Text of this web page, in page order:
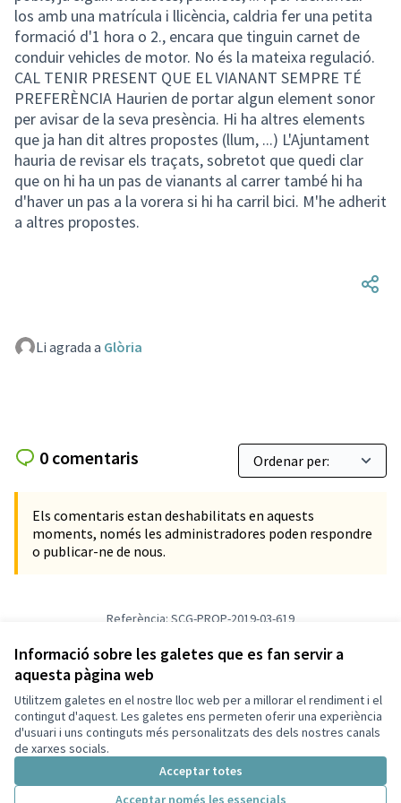
Informació sobre les galetes que es fan servir a
aquesta pàgina web
Utilitzem galetes en el nostre lloc web per a millorar el rendiment i el
contingut d'aquest. Les galetes ens permeten oferir una experiència
d'usuari i uns continguts més personalitzats des dels nostres canals
de xarxes socials.
Acceptar totes
Acceptar només les essencials
los amb una matrícula i llicència, caldria fer una petita
formació d'1 hora o 2., encara que tinguin carnet de
conduir vehicles de motor. No és la mateixa regulació.
CAL TENIR PRESENT QUE EL VIANANT SEMPRE TÉ
PREFERÈNCIA Haurien de portar algun element sonor
per avisar de la seva presència. Hi ha altres elements
que ja han dit altres propostes (llum, ...) L'Ajuntament
hauria de revisar els traçats, sobretot que quedi clar
que on hi ha un pas de vianants al carrer també hi ha
d'haver un pas a la vorera si hi ha carril bici. M'he adherit
a altres propostes.
Li agrada a Glòria
0 comentaris
Els comentaris estan deshabilitats en aquests
moments, només les administradores poden respondre
o publicar-ne de nous.
Referència: SCG-PROP-2019-03-619
Verifica l'empremta digital
Termes i condicions d'ús
Configuració de les galetes
Decidim Sant Cugat a X
(Enllaç extern)
Decidim Sant Cugat a Facebook
Decidim Sant Cugat a Instagram
Decidim Sant Cugat a GitHub
(Enllaç extern)